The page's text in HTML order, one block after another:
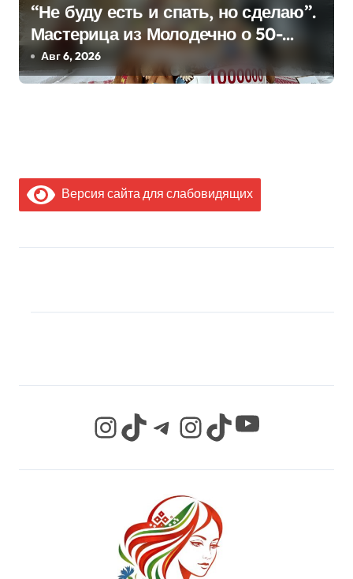
“Не буду есть и спать, но сделаю”.
Мастерица из Молодечно о 50-
килограммовом каравае для
Дворца Независимости
Авг 6, 2026
Версия сайта для слабовидящих
InstagramTikTok Telegram InstagramTikTok YouTube